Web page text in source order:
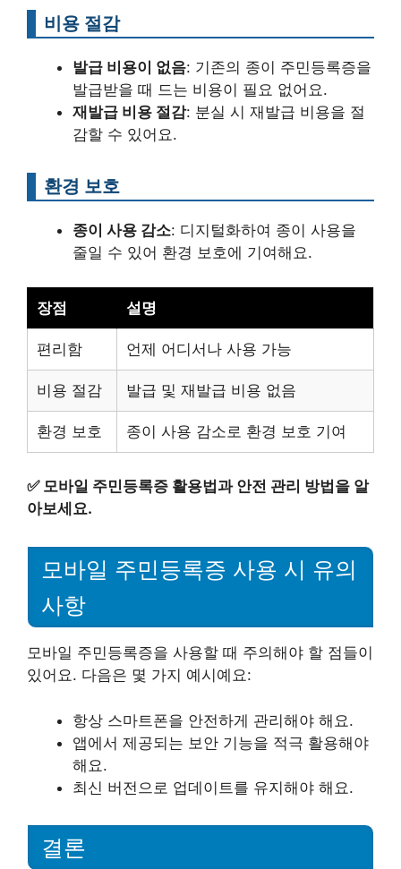
비용 절감
발급 비용이 없음: 기존의 종이 주민등록증을
발급받을 때 드는 비용이 필요 없어요.
재발급 비용 절감: 분실 시 재발급 비용을 절
감할 수 있어요.
환경 보호
종이 사용 감소: 디지털화하여 종이 사용을
줄일 수 있어 환경 보호에 기여해요.
장점 설명
편리함 언제 어디서나 사용 가능
비용 절감 발급 및 재발급 비용 없음
환경 보호 종이 사용 감소로 환경 보호 기여
✅ 모바일 주민등록증 활용법과 안전 관리 방법을 알
아보세요.
모바일 주민등록증 사용 시 유의
사항
모바일 주민등록증을 사용할 때 주의해야 할 점들이
있어요. 다음은 몇 가지 예시예요:
항상 스마트폰을 안전하게 관리해야 해요.
앱에서 제공되는 보안 기능을 적극 활용해야
해요.
최신 버전으로 업데이트를 유지해야 해요.
결론